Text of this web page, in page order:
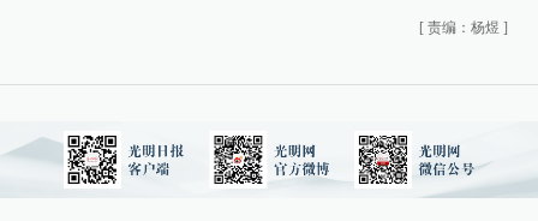
[ 责编：杨煜 ]